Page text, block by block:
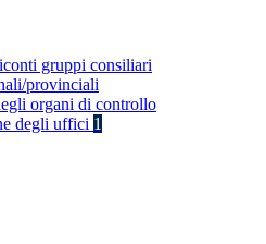
gruppi consiliari
provinciali
organi di controllo
degli uffici 1